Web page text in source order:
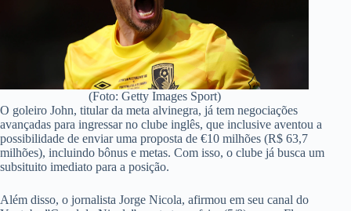
(Foto: Getty Images Sport)
O goleiro John, titular da meta alvinegra, já tem negociações
avançadas para ingressar no clube inglês, que inclusive aventou a
possibilidade de enviar uma proposta de €10 milhões (R$ 63,7
milhões), incluindo bônus e metas. Com isso, o clube já busca um
subsituito imediato para a posição.
Além disso, o jornalista Jorge Nicola, afirmou em seu canal do